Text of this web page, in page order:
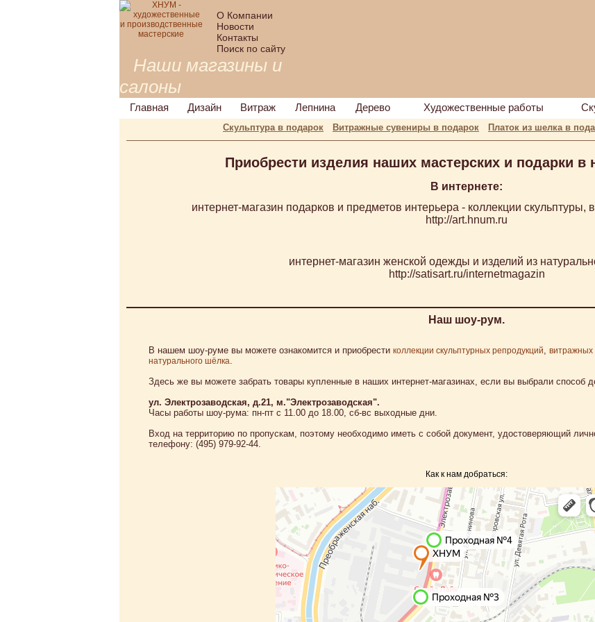
О Компании
Новости
Контакты
Поиск по сайту
Наши магазины и
салоны
Главная Дизайн Витраж Лепнина Дерево Художественные работы
Скульптура в подарок Витражные сувениры в подарок Платок из шелка в
Приобрести изделия наших мастерских и подарки в
В интернете:
интернет-магазин подарков и предметов интерьера - коллекции скульптуры,
http://art.hnum.ru
интернет-магазин женской одежды и изделий из
http://satisart.ru/internetmagazin
Наш шоу-рум.
В нашем шоу-руме вы можете ознакомится и приобрести коллекции скульптурных репродукций,
натурального шёлка.
Здесь же вы можете забрать товары купленные в наших интернет-магазинах, если вы выбрали способ
ул. Электрозаводская, д.21, м."Электрозаводская".
Часы работы шоу-рума: пн-пт с 11.00 до 18.00, сб-вс выходные дни.
Вход на территорию по пропускам, поэтому необходимо иметь с собой документ, удостоверяющий
телефону: (495) 979-92-44.
Как к нам добраться: